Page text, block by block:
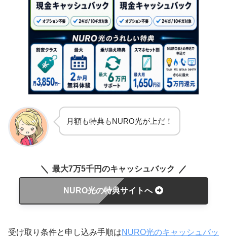
月額も特典もNURO光が上だ！
最大7万5千円のキャッシュバック
NURO光の特典サイトへ
受け取り条件と申し込み手順はNURO光のキャッシュバッ